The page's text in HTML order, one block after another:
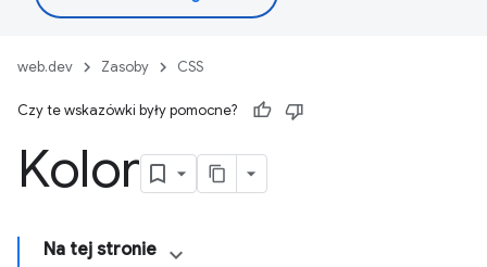
web.dev Zasoby CSS
Czy te wskazówki były pomocne?
Kolor
Na tej stronie